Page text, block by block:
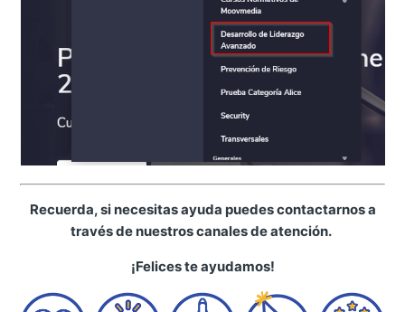
Recuerda, si necesitas ayuda puedes contactarnos a
través de nuestros canales de atención.
¡Felices te ayudamos!